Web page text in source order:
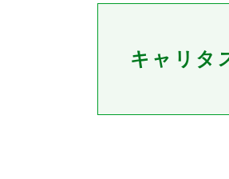
キャリタ